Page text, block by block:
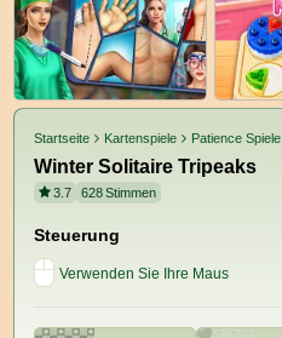
Startseite Kartenspiele Patience Spiele
Winter Solitaire Tripeaks
3.7 628Stimmen
Steuerung
Verwenden Sie Ihre Maus